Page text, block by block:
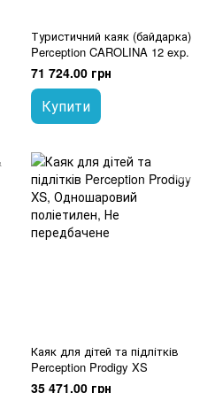
Туристичний каяк (байдарка)
Perception CAROLINA 12 exp.
71 724.00 грн
Купити
Каяк для дітей та підлітків
Perception Prodigy XS
35 471.00 грн